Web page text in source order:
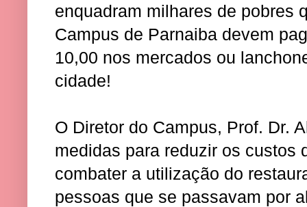
enquadram milhares de pobres
Campus de Parnaiba devem
10,00 nos mercados ou
cidade!
O Diretor do Campus, Prof. Dr.
medidas para reduzir os custos
combater a utilização do
pessoas que se passavam por